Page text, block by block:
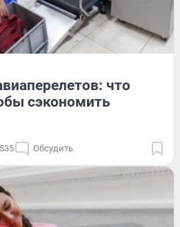
что
сэкономить
535 Обсудить